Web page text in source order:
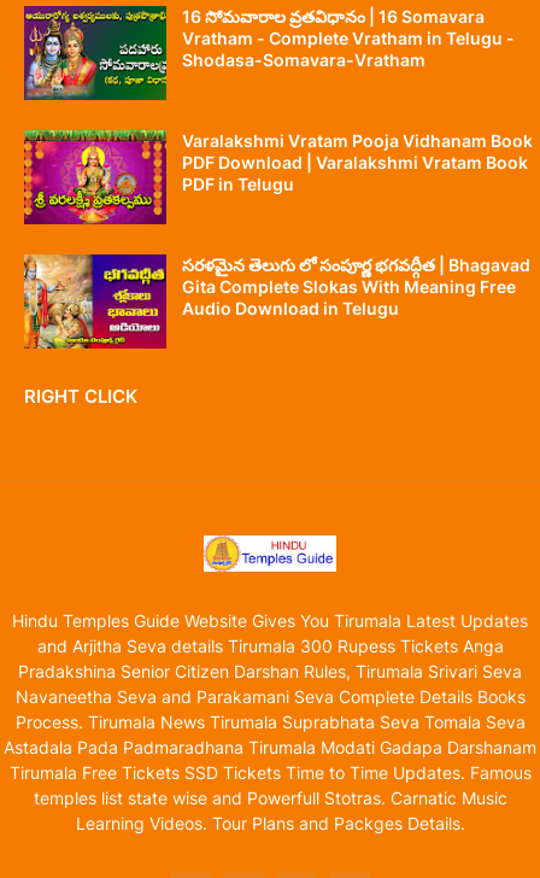
16 సోమవారాల వ్రతవిధానం | 16 Somavara
Vratham - Complete Vratham in Telugu -
Shodasa-Somavara-Vratham
Varalakshmi Vratam Pooja Vidhanam Book
PDF Download | Varalakshmi Vratam Book
PDF in Telugu
సరళమైన తెలుగు లో సంపూర్ణ భగవద్గీత | Bhagavad
Gita Complete Slokas With Meaning Free
Audio Download in Telugu
RIGHT CLICK
Hindu Temples Guide Website Gives You Tirumala Latest Updates
and Arjitha Seva details Tirumala 300 Rupess Tickets Anga
Pradakshina Senior Citizen Darshan Rules, Tirumala Srivari Seva
Navaneetha Seva and Parakamani Seva Complete Details Books
Process. Tirumala News Tirumala Suprabhata Seva Tomala Seva
Astadala Pada Padmaradhana Tirumala Modati Gadapa Darshanam
Tirumala Free Tickets SSD Tickets Time to Time Updates. Famous
temples list state wise and Powerfull Stotras. Carnatic Music
Learning Videos. Tour Plans and Packges Details.